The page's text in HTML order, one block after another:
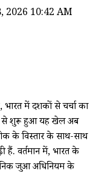
2026 10:42 AM
में दशकों से चर्चा का
से शुरू हुआ यह खेल अब
के विस्तार के साथ-साथ
हैं. वर्तमान में, भारत के
जुआ अधिनियम के